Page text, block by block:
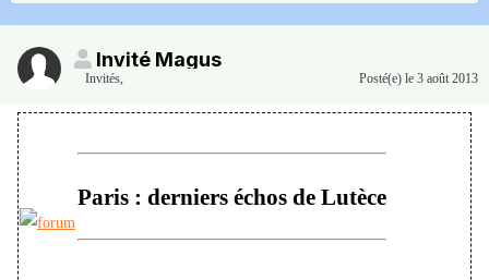
Invité Magus
Invités, Posté(e) le 3 août 2013
Paris : derniers échos de Lutèce